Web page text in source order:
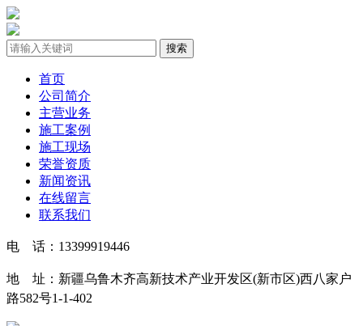
首页
公司简介
主营业务
施工案例
施工现场
荣誉资质
新闻资讯
在线留言
联系我们
电 话：13399919446
地 址：新疆乌鲁木齐高新技术产业开发区(新市区)西八家户
路582号1-1-402